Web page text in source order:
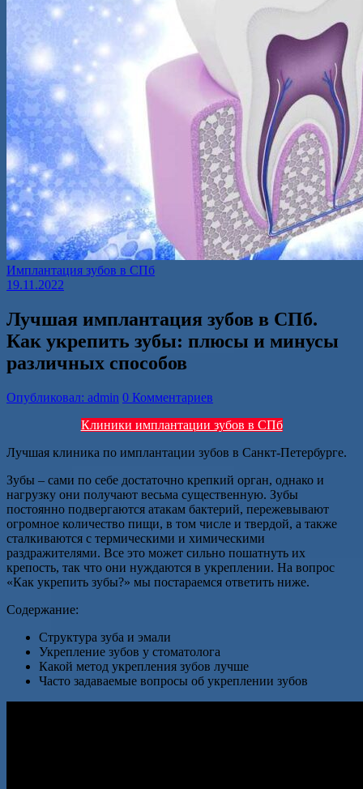
Имплантация зубов в СПб
19.11.2022
Лучшая имплантация зубов в СПб.
Как укрепить зубы: плюсы и минусы
различных способов
Опубликовал: admin 0 Комментариев
Клиники имплантации зубов в СПб
Лучшая клиника по имплантации зубов в Санкт-Петербурге.
Зубы – сами по себе достаточно крепкий орган, однако и
нагрузку они получают весьма существенную. Зубы
постоянно подвергаются атакам бактерий, пережевывают
огромное количество пищи, в том числе и твердой, а также
сталкиваются с термическими и химическими
раздражителями. Все это может сильно пошатнуть их
крепость, так что они нуждаются в укреплении. На вопрос
«Как укрепить зубы?» мы постараемся ответить ниже.
Содержание:
Структура зуба и эмали
Укрепление зубов у стоматолога
Какой метод укрепления зубов лучше
Часто задаваемые вопросы об укреплении зубов